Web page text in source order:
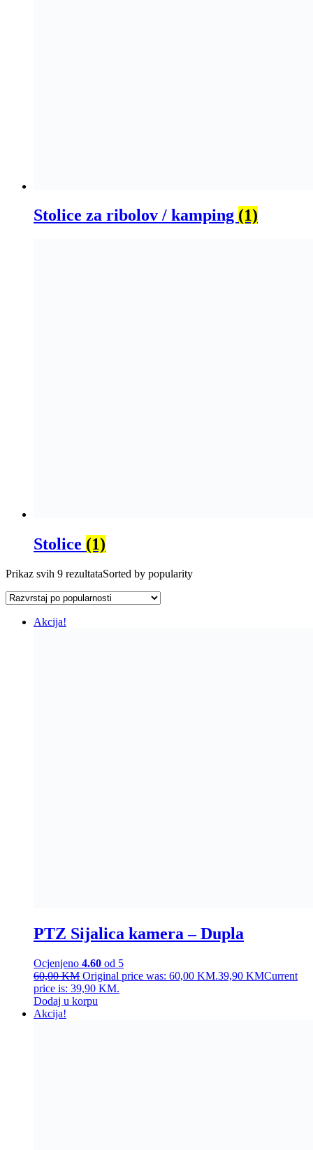
Stolice za ribolov / kamping (1)
Stolice (1)
Prikaz svih 9 rezultataSorted by popularity
Akcija!
PTZ Sijalica kamera – Dupla
Ocjenjeno 4.60 od 5
60,00KM Original price was: 60,00 KM.39,90 KMCurrent
price is: 39,90 KM.
Dodaj u korpu
Akcija!